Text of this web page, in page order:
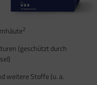
2
(geschützt durch
weitere Stoffe (u. a.
4